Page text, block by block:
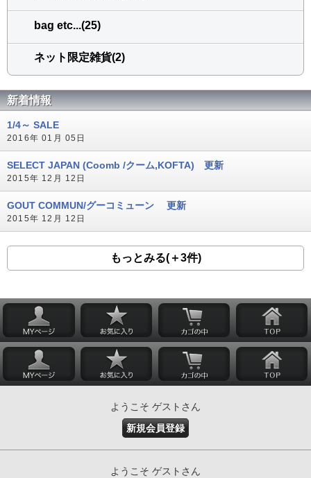
bag etc...(25)
ネット限定雑貨(2)
新着情報
1/4～ SALE
2016年 01月 05日
SELECT JAPAN (Coomb /クーム,KOFTA) 更新
2015年 12月 12日
GOUT COMMUN/グーコミューン 更新
2015年 12月 12日
もっとみる(＋3件)
ようこそ ゲストさん
新規会員登録
ようこそ ゲストさん